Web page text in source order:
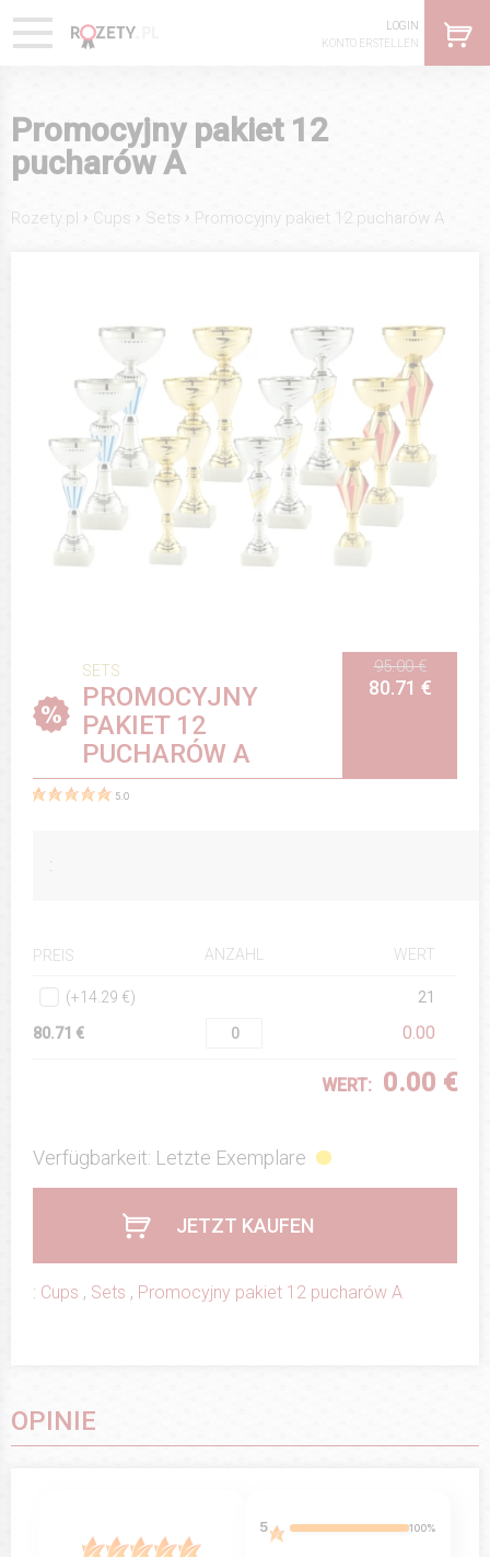
LOGIN
KONTO ERSTELLEN
Promocyjny pakiet 12
pucharów A
Rozety.pl › Cups › Sets › Promocyjny pakiet 12 pucharów A
SETS
PROMOCYJNY
PAKIET 12
PUCHARÓW A
95.00 €
80.71 €
5.0
:
PREIS ANZAHL WERT
(+14.29 €) 21
80.71 € 0.00
WERT: 0.00 €
Verfügbarkeit: Letzte Exemplare
JETZT KAUFEN
: Cups , Sets , Promocyjny pakiet 12 pucharów A
OPINIE
5 100%